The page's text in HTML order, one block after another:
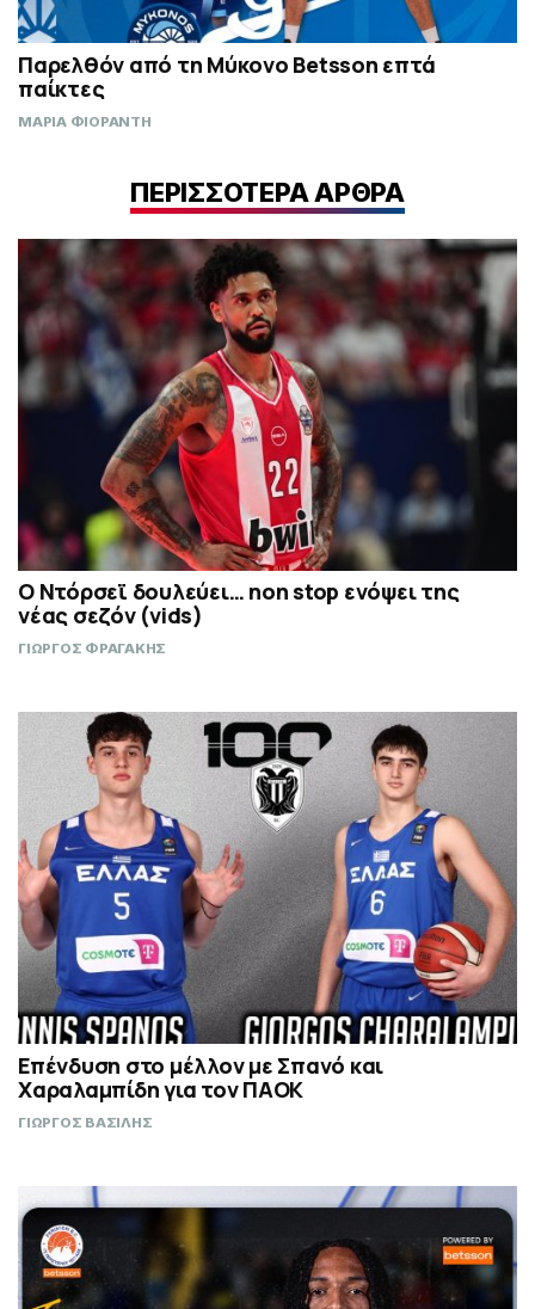
Παρελθόν από τη Μύκονο Betsson επτά
παίκτες
ΜΑΡΙΑ ΦΙΟΡΑΝΤΗ
ΠΕΡΙΣΣΟΤΕΡΑ ΑΡΘΡΑ
Ο Ντόρσεϊ δουλεύει… non stop ενόψει της
νέας σεζόν (vids)
ΓΙΩΡΓΟΣ ΦΡΑΓΑΚΗΣ
Επένδυση στο μέλλον με Σπανό και
Χαραλαμπίδη για τον ΠΑΟΚ
ΓΙΩΡΓΟΣ ΒΑΣΙΛΗΣ